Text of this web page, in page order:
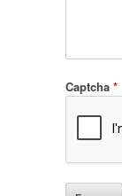
Captcha *